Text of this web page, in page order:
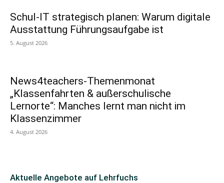
Schul-IT strategisch planen: Warum digitale
Ausstattung Führungsaufgabe ist
5. August 2026
News4teachers-Themenmonat
„Klassenfahrten & außerschulische
Lernorte“: Manches lernt man nicht im
Klassenzimmer
4. August 2026
Aktuelle Angebote auf Lehrfuchs